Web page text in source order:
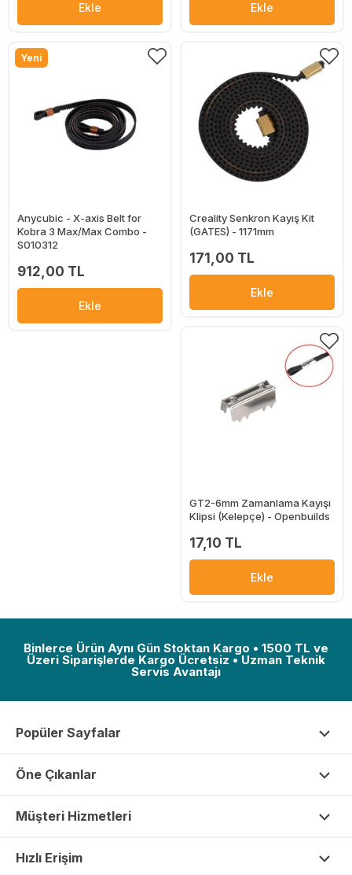
Ekle Ekle
Yeni
Anycubic - X-axis Belt for
Kobra 3 Max/Max Combo -
S010312
912,00 TL
Ekle
Creality Senkron Kayış Kit
(GATES) - 1171mm
171,00 TL
Ekle
GT2-6mm Zamanlama Kayışı
Klipsi (Kelepçe) - Openbuilds
17,10 TL
Ekle
Binlerce Ürün Aynı Gün Stoktan Kargo • 1500 TL ve
Üzeri Siparişlerde Kargo Ücretsiz • Uzman Teknik
Servis Avantajı
Popüler Sayfalar
Öne Çıkanlar
Müşteri Hizmetleri
Hızlı Erişim